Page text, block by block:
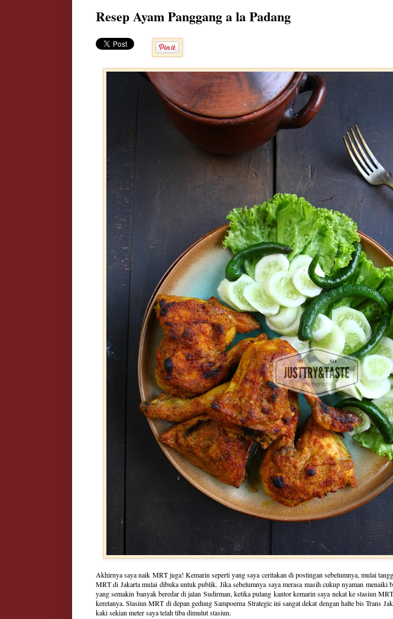
Resep Ayam Panggang a la Padang
Akhirnya saya naik MRT juga! Kemarin seperti yang saya ceritakan di postingan sebelumnya, mulai
MRT di Jakarta mulai dibuka untuk publik. Jika sebelumnya saya merasa masih cukup nyaman menaiki
yang semakin banyak beredar di jalan Sudirman, ketika pulang kantor kemarin saya nekat ke stasiun
keretanya. Stasiun MRT di depan gedung Sampoerna Strategic ini sangat dekat dengan halte bis Trans
kaki sekian meter saya telah tiba dimulut stasiun.